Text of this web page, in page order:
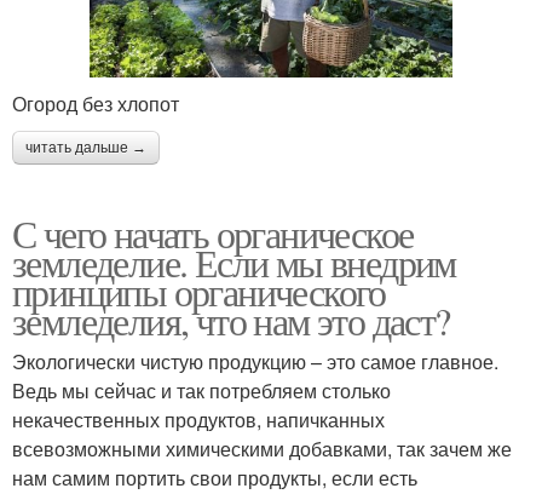
Огород без хлопот
читать дальше →
С чего начать органическое
земледелие. Если мы внедрим
принципы органического
земледелия, что нам это даст?
Экологически чистую продукцию – это самое главное.
Ведь мы сейчас и так потребляем столько
некачественных продуктов, напичканных
всевозможными химическими добавками, так зачем же
нам самим портить свои продукты, если есть